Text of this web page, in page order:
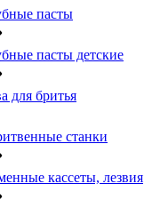
пасты
пасты детские
для бритья
станки
кассеты, лезвия